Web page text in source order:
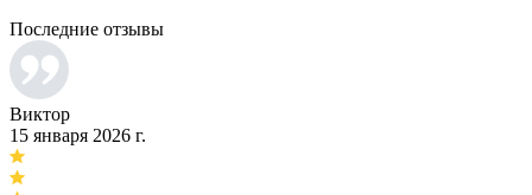
Последние отзывы
Виктор
15 января 2026 г.